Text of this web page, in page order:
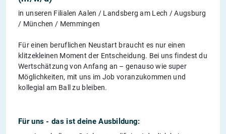
in unseren Filialen Aalen / Landsberg am Lech / Augsburg
/ München / Memmingen
Für einen beruflichen Neustart braucht es nur einen
klitzekleinen Moment der Entscheidung. Bei uns findest du
Wertschätzung von Anfang an – genauso wie super
Möglichkeiten, mit uns im Job voranzukommen und
kollegial am Ball zu bleiben.
Für uns - das ist deine Ausbildung: